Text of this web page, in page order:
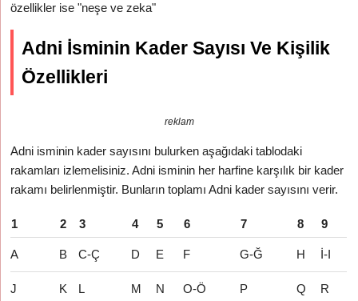
özellikler ise "neşe ve zeka"
Adni İsminin Kader Sayısı Ve Kişilik
Özellikleri
reklam
Adni isminin kader sayısını bulurken aşağıdaki tablodaki
rakamları izlemelisiniz. Adni isminin her harfine karşılık bir kader
rakamı belirlenmiştir. Bunların toplamı Adni kader sayısını verir.
1 2 3 4 5 6 7 8 9
A B C-Ç D E F G-Ğ H İ-I
J K L M N O-Ö P Q R